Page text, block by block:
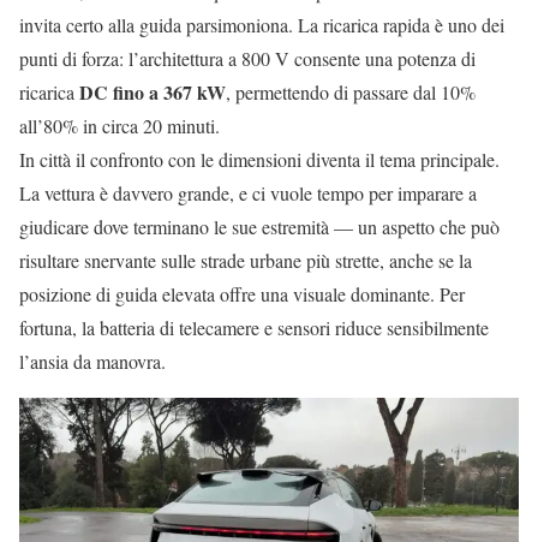
invita certo alla guida parsimoniona. La ricarica rapida è uno dei
punti di forza: l’architettura a 800 V consente una potenza di
ricarica DC fino a 367 kW, permettendo di passare dal 10%
all’80% in circa 20 minuti.
In città il confronto con le dimensioni diventa il tema principale.
La vettura è davvero grande, e ci vuole tempo per imparare a
giudicare dove terminano le sue estremità — un aspetto che può
risultare snervante sulle strade urbane più strette, anche se la
posizione di guida elevata offre una visuale dominante. Per
fortuna, la batteria di telecamere e sensori riduce sensibilmente
l’ansia da manovra.